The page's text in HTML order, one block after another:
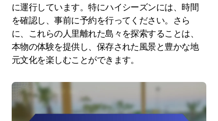
に運行しています。特にハイシーズンには、時間
を確認し、事前に予約を行ってください。さら
に、これらの人里離れた島々を探索することは、
本物の体験を提供し、保存された風景と豊かな地
元文化を楽しむことができます。